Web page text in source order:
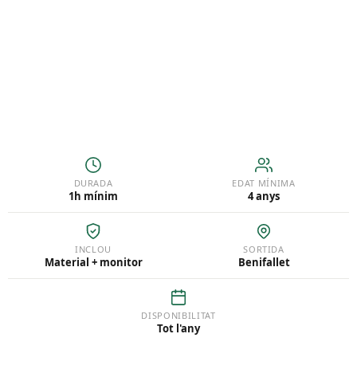
DURADA
1h mínim
EDAT MÍNIMA
4 anys
INCLOU
Material + monitor
SORTIDA
Benifallet
DISPONIBILITAT
Tot l'any